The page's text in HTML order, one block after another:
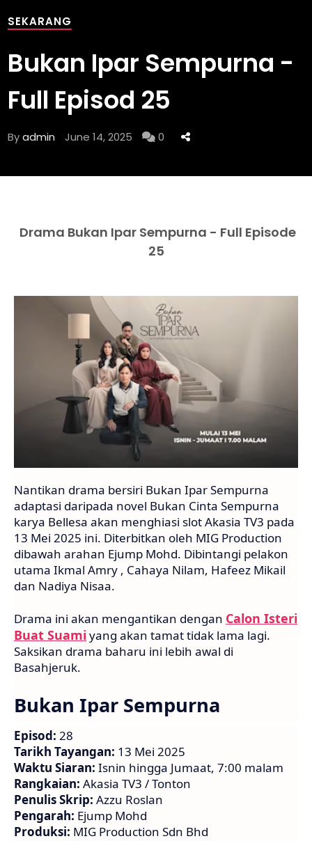
SEKARANG
Bukan Ipar Sempurna -
Full Episod 25
Byadmin June 14, 2025 0
Drama Bukan Ipar Sempurna - Full Episode
25
Nantikan drama bersiri Bukan Ipar Sempurna
adaptasi daripada novel Bukan Cinta Sempurna
karya Bellesa akan menghiasi slot Akasia TV3 pada
13 Mei 2025 ini. Diterbitkan oleh MIG Production
dibawah arahan Ejump Mohd. Dibintangi pelakon
utama Ikmal Amry , Cahaya Nilam, Hafeez Mikail
dan Nadiya Nisaa.
Drama ini akan mengantikan dengan Calon Isteri
Buat Suami yang akan tamat tidak lama lagi.
Saksikan drama baharu ini lebih awal di
Basahjeruk.
Bukan Ipar Sempurna
Episod: 28
Tarikh Tayangan: 13 Mei 2025
Waktu Siaran: Isnin hingga Jumaat, 7:00 malam
Rangkaian: Akasia TV3 / Tonton
Penulis Skrip: Azzu Roslan
Pengarah: Ejump Mohd
Produksi: MIG Production Sdn Bhd